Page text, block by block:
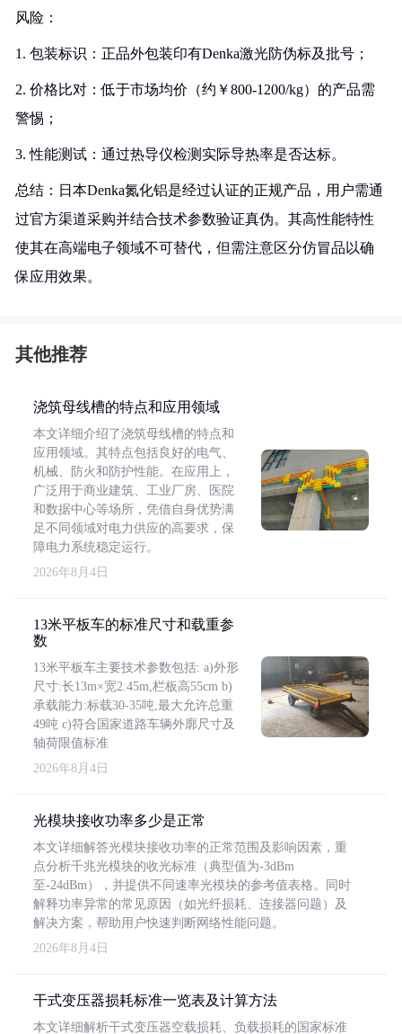
风险：
1. 包装标识：正品外包装印有Denka激光防伪标及批号；
2. 价格比对：低于市场均价（约￥800-1200/kg）的产品需
警惕；
3. 性能测试：通过热导仪检测实际导热率是否达标。
总结：日本Denka氮化铝是经过认证的正规产品，用户需通
过官方渠道采购并结合技术参数验证真伪。其高性能特性
使其在高端电子领域不可替代，但需注意区分仿冒品以确
保应用效果。
其他推荐
浇筑母线槽的特点和应用领域
本文详细介绍了浇筑母线槽的特点和
应用领域。其特点包括良好的电气、
机械、防火和防护性能。在应用上，
广泛用于商业建筑、工业厂房、医院
和数据中心等场所，凭借自身优势满
足不同领域对电力供应的高要求，保
障电力系统稳定运行。
2026年8月4日
13米平板车的标准尺寸和载重参
数
13米平板车主要技术参数包括: a)外形
尺寸:长13m×宽2.45m,栏板高55cm b)
承载能力:标载30-35吨,最大允许总重
49吨 c)符合国家道路车辆外廓尺寸及
轴荷限值标准
2026年8月4日
光模块接收功率多少是正常
本文详细解答光模块接收功率的正常范围及影响因素，重
点分析千兆光模块的收光标准（典型值为-3dBm
至-24dBm），并提供不同速率光模块的参考值表格。同时
解释功率异常的常见原因（如光纤损耗、连接器问题）及
解决方案，帮助用户快速判断网络性能问题。
2026年8月4日
干式变压器损耗标准一览表及计算方法
本文详细解析干式变压器空载损耗、负载损耗的国家标准